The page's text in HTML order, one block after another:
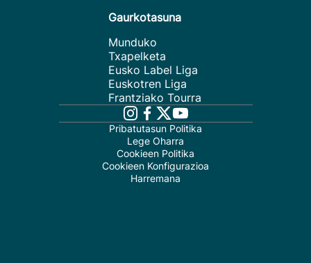
Gaurkotasuna
Munduko
Txapelketa
Eusko Label Liga
Euskotren Liga
Frantziako Tourra
Pribatutasun Politika
Lege Oharra
Cookieen Politika
Cookieen Konfigurazioa
Harremana